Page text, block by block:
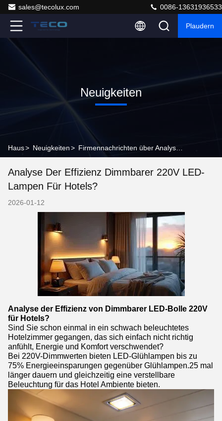
sales@tecolux.com 0086-13631936533
Plaudern
Neuigkeiten
Haus> Neuigkeiten>
Analyse Der Effizienz Dimmbarer 220V LED-
Lampen Für Hotels?
2026-01-12
Analyse der Effizienz von Dimmbarer LED-Bolle 220V
für Hotels?
Sind Sie schon einmal in ein schwach beleuchtetes
Hotelzimmer gegangen, das sich einfach nicht richtig
anfühlt, Energie und Komfort verschwendet?
Bei 220V-Dimmwerten bieten LED-Glühlampen bis zu
75% Energieeinsparungen gegenüber Glühlampen.25 mal
länger dauern und gleichzeitig eine verstellbare
Beleuchtung für das Hotel Ambiente bieten.